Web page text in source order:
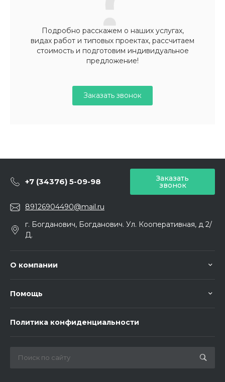
Подробно расскажем о наших услугах,
видах работ и типовых проектах, рассчитаем
стоимость и подготовим индивидуальное
предложение!
Заказать звонок
+7 (34376) 5-09-98 Заказать
звонок
89126904490@mail.ru
г. Богданович, Богданович. Ул. Кооперативная, д 2/
Д.
О компании
Помощь
Политика конфиденциальности